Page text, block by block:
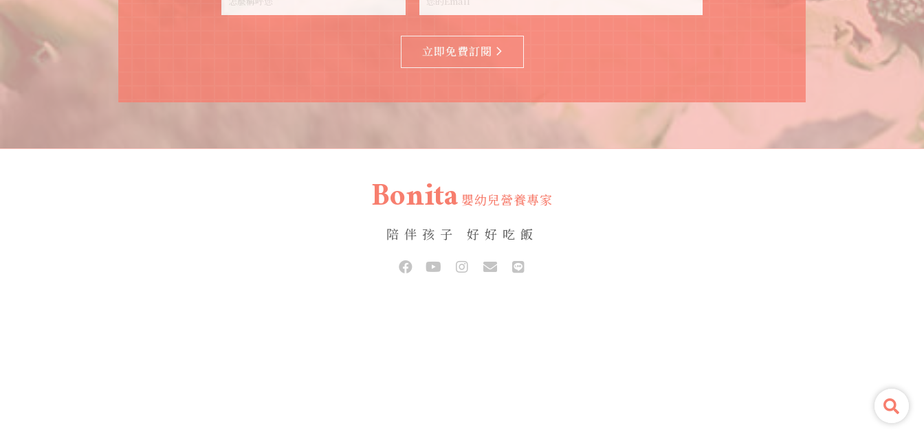
立即免費訂閱
Bonita 嬰幼兒營養專家
陪伴孩子 好好吃飯